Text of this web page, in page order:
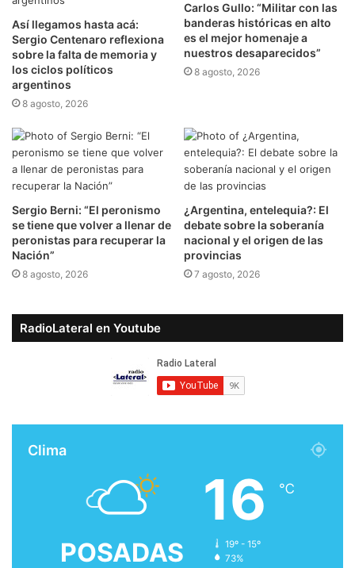
Así llegamos hasta acá:
Sergio Centenaro reflexiona
sobre la falta de memoria y
los ciclos políticos
argentinos
8 agosto, 2026
Carlos Gullo: “Militar con las
banderas históricas en alto
es el mejor homenaje a
nuestros desaparecidos”
8 agosto, 2026
Sergio Berni: “El peronismo
se tiene que volver a llenar de
peronistas para recuperar la
Nación”
8 agosto, 2026
¿Argentina, entelequia?: El
debate sobre la soberanía
nacional y el origen de las
provincias
7 agosto, 2026
RadioLateral en Youtube
Clima
POSADAS
16 ℃
19º - 15º
73%